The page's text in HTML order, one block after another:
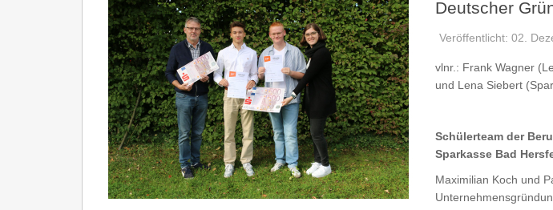
Deutscher
Veröffentlicht: 02.
vlnr.: Frank Wagner
und Lena Siebert
Schülerteam der
Sparkasse Bad
Maximilian Koch und